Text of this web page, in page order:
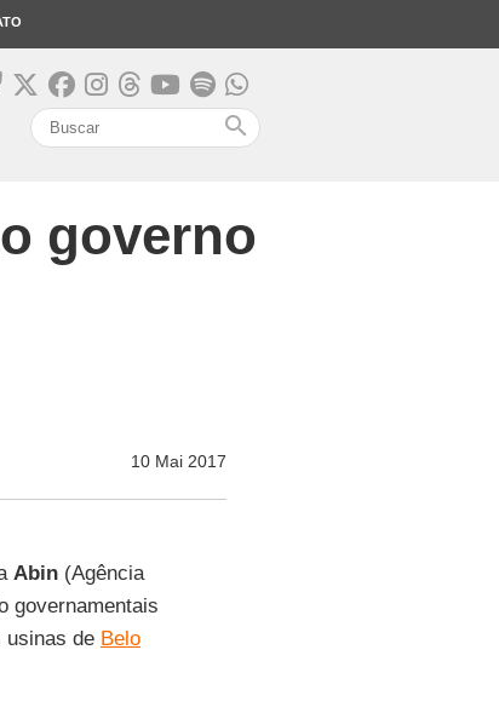
search
governo
10 Mai 2017
Abin(Agência
governamentais
usinas de Belo